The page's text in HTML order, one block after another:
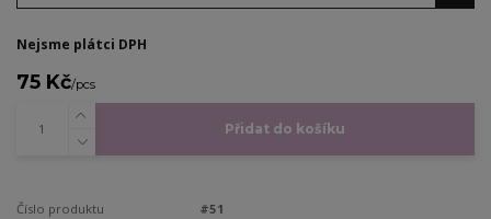
Nejsme plátci DPH
75 Kč/pcs
Přidat do košíku
Číslo produktu
#51